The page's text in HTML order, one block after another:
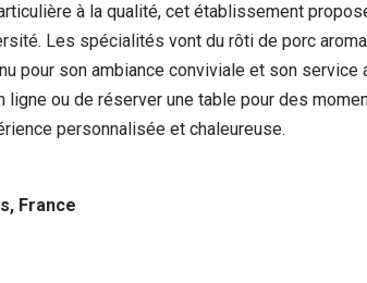
à la qualité, cet établissement
Les spécialités vont du rôti de porc
pour son ambiance conviviale et son
ligne ou de réserver une table pour des
personnalisée et chaleureuse.
France